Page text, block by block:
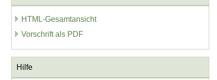
HTML-Gesamtansicht
Vorschrift als PDF
Hilfe